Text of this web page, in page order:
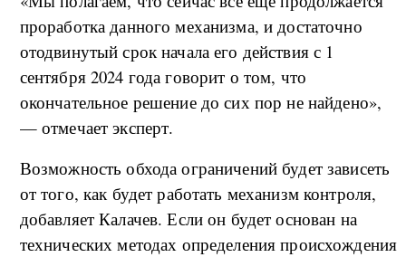
проработка данного механизма, и достаточно
отодвинутый срок начала его действия с 1
сентября 2024 года говорит о том, что
окончательное решение до сих пор не найдено»,
— отмечает эксперт.
Возможность обхода ограничений будет зависеть
от того, как будет работать механизм контроля,
добавляет Калачев. Если он будет основан на
технических методах определения происхождения